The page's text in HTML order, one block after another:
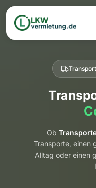
Ob
Transporte, einen
Alltag oder einen